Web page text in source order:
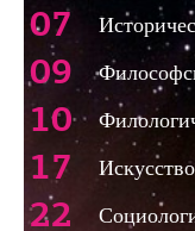
07
09
10
17
22